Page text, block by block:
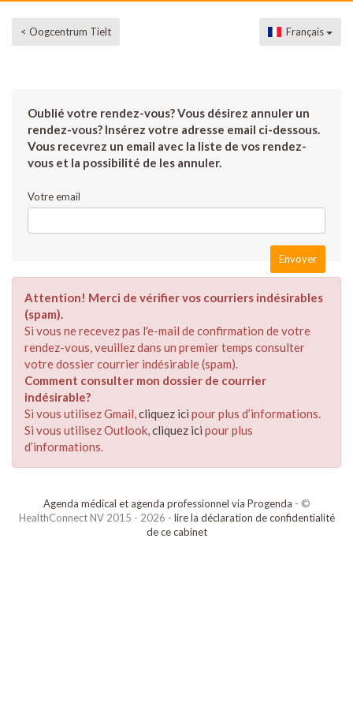
< Oogcentrum Tielt Français
Oublié votre rendez-vous? Vous désirez annuler un
rendez-vous? Insérez votre adresse email ci-dessous.
Vous recevrez un email avec la liste de vos rendez-
vous et la possibilité de les annuler.
Votre email
Attention! Merci de vérifier vos courriers indésirables
(spam).
Si vous ne recevez pas l'e-mail de confirmation de votre
rendez-vous, veuillez dans un premier temps consulter
votre dossier courrier indésirable (spam).
Comment consulter mon dossier de courrier
indésirable?
Si vous utilisez Gmail,cliquez ici pour plus d’informations.
Si vous utilisez Outlook,cliquez ici pour plus
d’informations.
Agenda médical et agenda professionnel via Progenda - ©
HealthConnect NV 2015 - 2026 - lire la déclaration de confidentialité
de ce cabinet